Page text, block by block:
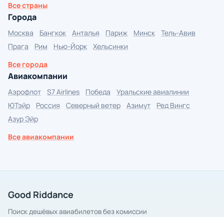
Все страны
Города
Москва Бангкок Анталья Париж Минск
Тель-Авив
Прага
Рим Нью-Йорк
Хельсинки
Все города
Авиакомпании
Аэрофлот S7 Airlines Победа
Уральские авиалинии
ЮТэйр
Россия Северный ветер Азимут
Ред Вингс
Азур Эйр
Все авиакомпании
Good Riddance
Поиск дешёвых авиабилетов без комиссии